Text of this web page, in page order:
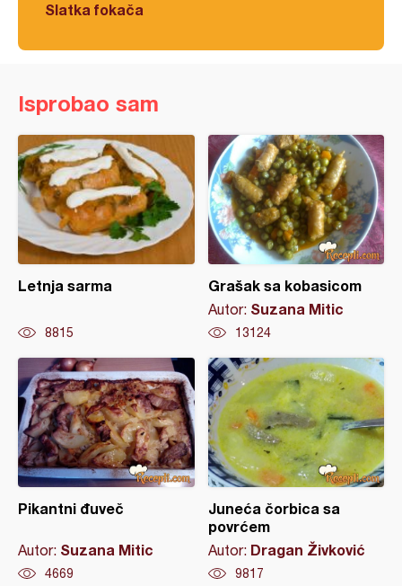
Slatka fokača
Isprobao sam
Letnja sarma
8815
Grašak sa kobasicom
Autor: Suzana Mitic
13124
Pikantni đuveč
Autor: Suzana Mitic
4669
Juneća čorbica sa
povrćem
Autor: Dragan Živković
9817